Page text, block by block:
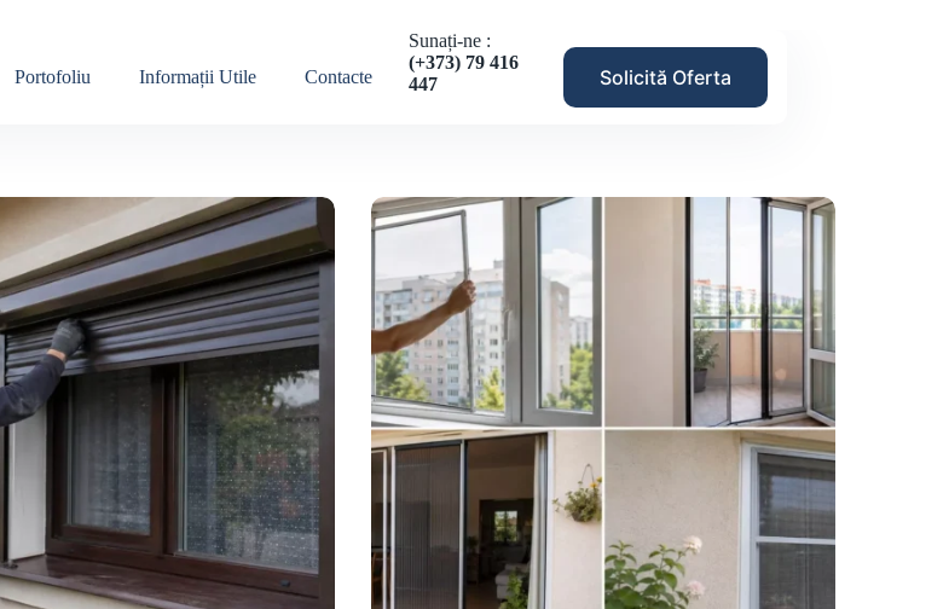
Portofoliu Informații Utile Contacte
Sunați-ne :
(+373) 79 416
447
Solicită Oferta